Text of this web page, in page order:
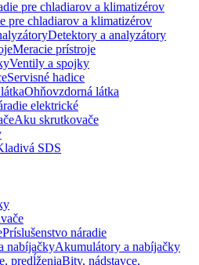
pre chladiarov a klimatizérov
Detektory a analyzátory
Meracie prístroje
Ventily a spojky
Servisné hadice
Ohňovzdorná látka
elektrické
Aku skrutkovače
SDS
Príslušenstvo náradie
Akumulátory a nabíjačky
Bity, nádstavce,